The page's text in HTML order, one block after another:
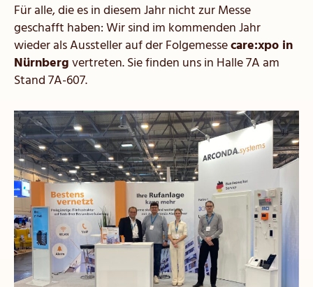
Für alle, die es in diesem Jahr nicht zur Messe
geschafft haben: Wir sind im kommenden Jahr
wieder als Aussteller auf der Folgemessecare:xpo in
Nürnbergvertreten. Sie finden uns in Halle 7A am
Stand 7A-607.